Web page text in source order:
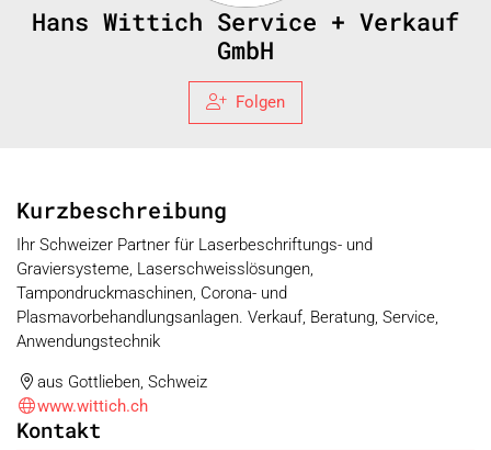
Hans Wittich Service + Verkauf
GmbH
Folgen
Kurzbeschreibung
Ihr Schweizer Partner für Laserbeschriftungs- und
Graviersysteme, Laserschweisslösungen,
Tampondruckmaschinen, Corona- und
Plasmavorbehandlungsanlagen. Verkauf, Beratung, Service,
Anwendungstechnik
aus Gottlieben, Schweiz
www.wittich.ch
Kontakt